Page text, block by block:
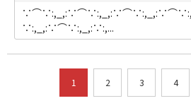
∵:,_,:∵⌒∵:,_,:∵:,...
1 2 3 4